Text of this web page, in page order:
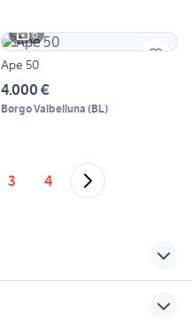
6
Ape 50
4.000 €
Borgo Valbelluna (BL)
3 4